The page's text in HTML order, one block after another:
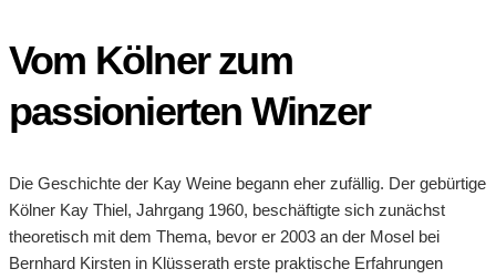
Vom Kölner zum
passionierten Winzer
Die Geschichte der Kay Weine begann eher zufällig. Der gebürtige
Kölner Kay Thiel, Jahrgang 1960, beschäftigte sich zunächst
theoretisch mit dem Thema, bevor er 2003 an der Mosel bei
Bernhard Kirsten in Klüsserath erste praktische Erfahrungen